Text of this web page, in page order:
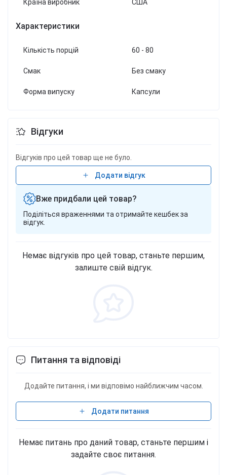
Країна виробник США
Характеристики
Кількість порцій 60 - 80
Смак Без смаку
Форма випуску Капсули
Відгуки
Відгуків про цей товар ще не було.
Додати відгук
Вже придбали цей товар?
Поділіться враженнями та отримайте кешбек за
відгук.
Немає відгуків про цей товар, станьте першим,
залиште свій відгук.
Питання та відповіді
Додайте питання, і ми відповімо найближчим часом.
Додати питання
Немає питань про даний товар, станьте першим і
задайте своє питання.